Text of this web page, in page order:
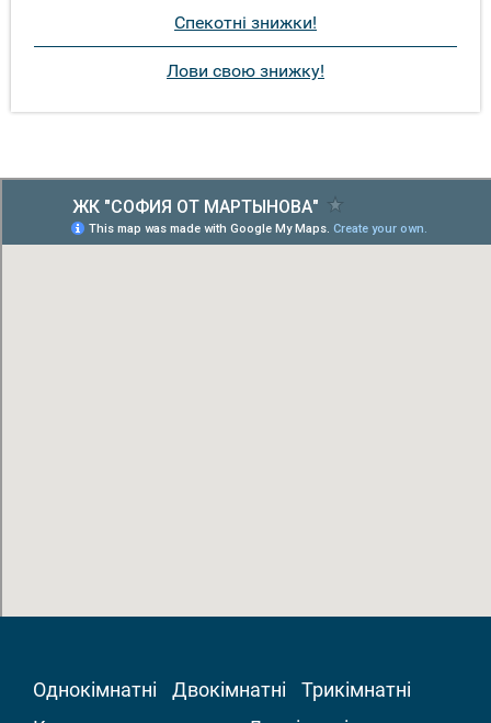
Спекотні знижки!
Лови свою знижку!
Однокімнатні Двокімнатні
Трикімнатні